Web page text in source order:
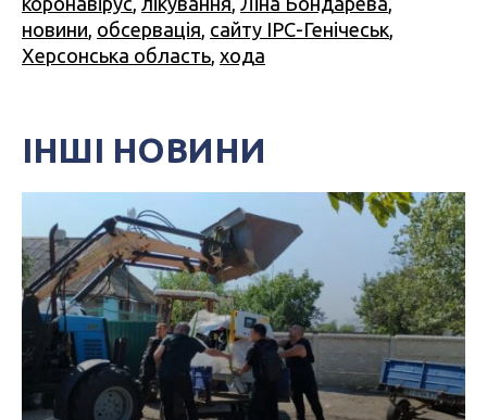
новини обсервація сайту ІРС-Генічеськ
Херсонська область хода
ІНШІ НОВИНИ